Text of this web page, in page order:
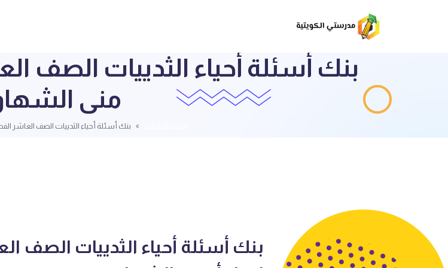
بنك أسئلة أحياء الثدييات الصف
منى
بنك أسئلة أحياء الثدييات الصف العاشر
بنك أسئلة أحياء الثدييات الصف